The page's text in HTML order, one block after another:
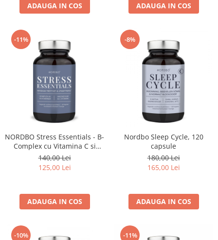
ADAUGA IN COS ADAUGA IN COS
-11%
NORDBO Stress Essentials - B-
Complex cu Vitamina C si
Magneziu – Vegan - 60
capsule
140,00 Lei
125,00 Lei
ADAUGA IN COS
-8%
Nordbo Sleep Cycle, 120
capsule
180,00 Lei
165,00 Lei
ADAUGA IN COS
-10% -11%